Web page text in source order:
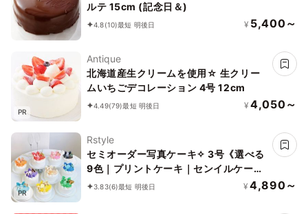
ルテ 15cm (記念日＆)
4.8(10)最短 明後日 ¥ 5,400～
PR
Antique
北海道産生クリームを使用☆ 生クリー
ムいちごデコレーション 4号 12cm
4.49(79)最短 明後日 ¥ 4,050～
PR
Rstyle
セミオーダー写真ケーキ✧ 3号《選べる
9色｜プリントケーキ｜センイルケーキ
｜リボン｜薔薇｜お好きなお写真と数字
3.83(6)最短 明後日 ¥ 4,890～